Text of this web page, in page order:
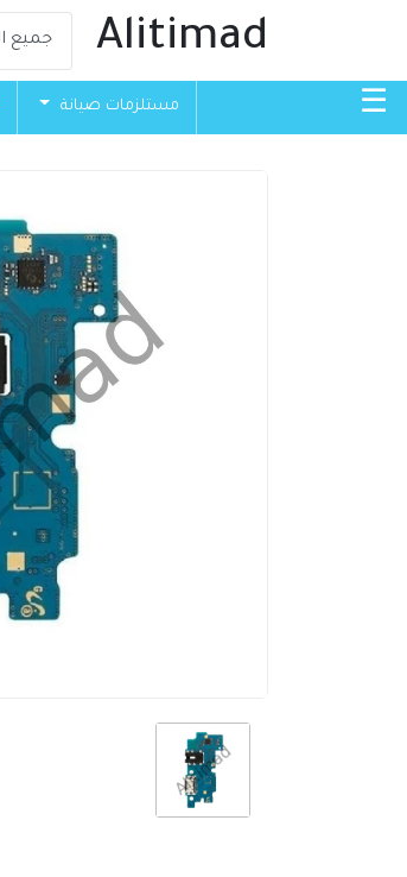
Alitimad
☰ مستلزمات صيانة